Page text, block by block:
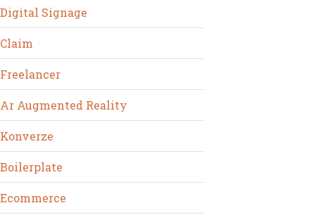
Digital Signage
Claim
Freelancer
Ar Augmented Reality
Konverze
Boilerplate
Ecommerce